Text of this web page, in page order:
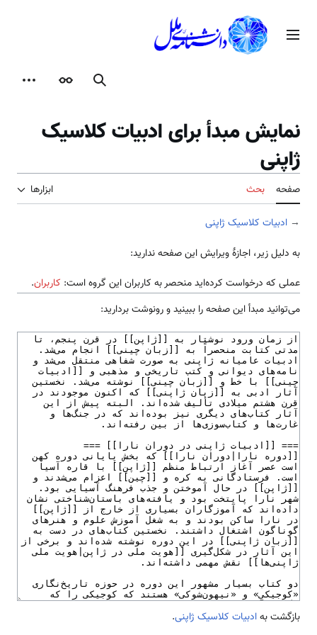
محتوامنوی اصلی
جستجوظاهر
نمایش مبدأ برای ادبیات کلاسیک
ژاپنی
صفحه بحث ابزارها
→ ادبیات کلاسیک ژاپنی
به دلیل زیر، اجازهٔ ویرایش این صفحه ندارید:
عملی که درخواست کرده‌اید منحصر به کاربران این گروه است: کاربران.
می‌توانید مبدأ این صفحه را ببینید و رونوشت بردارید:
بازگشت بهادبیات کلاسیک ژاپنی.